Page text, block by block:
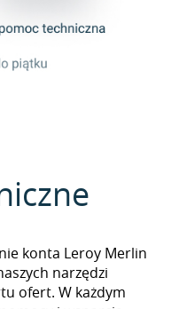
konta Leroy Merlin
narzędzi
ofert. W każdym